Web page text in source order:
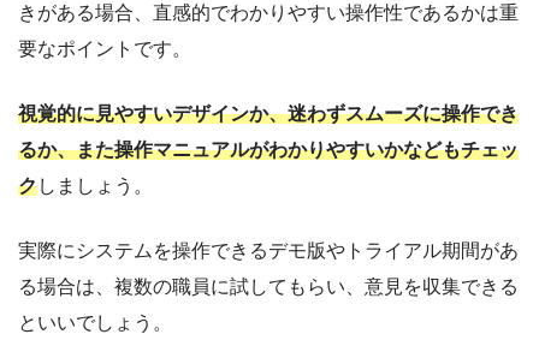
きがある場合、直感的でわかりやすい操作性であるかは重
要なポイントです。
視覚的に見やすいデザインか、迷わずスムーズに操作でき
るか、また操作マニュアルがわかりやすいかなどもチェッ
クしましょう。
実際にシステムを操作できるデモ版やトライアル期間があ
る場合は、複数の職員に試してもらい、意見を収集できる
といいでしょう。